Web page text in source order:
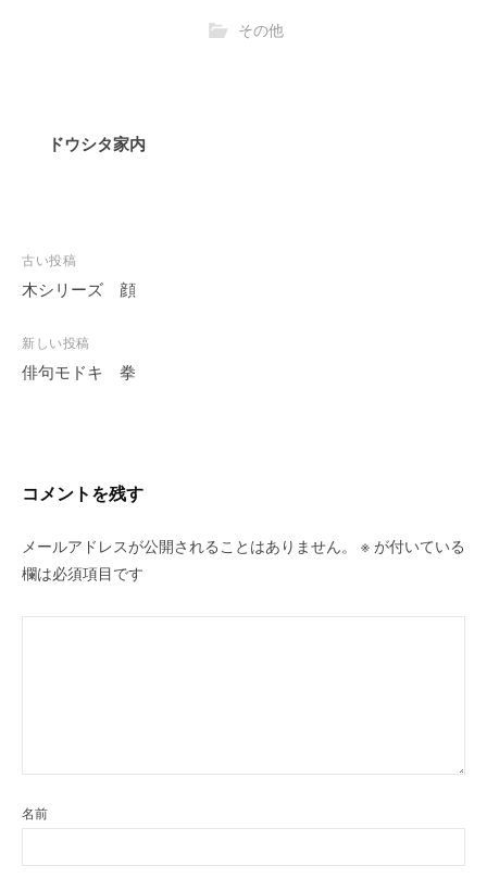
その他
ドウシタ家内
投
稿
ビ
ゲ
ン
古い投稿
木シリーズ 顔
新しい投稿
俳句モドキ 拳
コメントを残す
メールアドレスが公開されることはありません。 ※ が付いている
欄は必須項目です
名前